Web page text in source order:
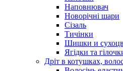
Наповнювач
Новорічні шари
Сізаль
Тичінки
Шишки и
Ягідки та
Дріт в котушках,